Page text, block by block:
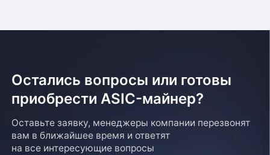
Остались вопросы или готовы
приобрести ASIC-майнер?
Оставьте заявку, менеджеры компании перезвонят
вам в ближайшее время и ответят
на все интересующие вопросы